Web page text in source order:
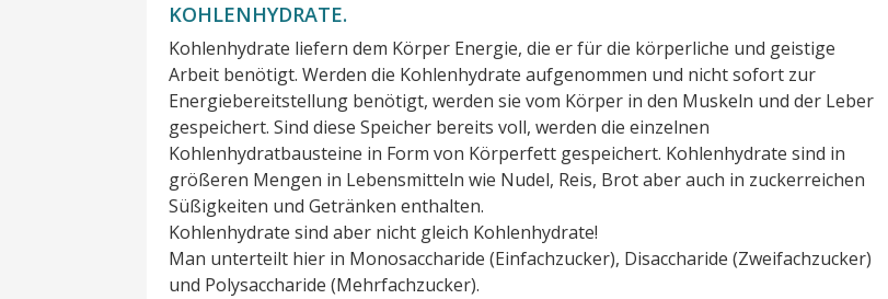
KOHLENHYDRATE.
Kohlenhydrate liefern dem Körper Energie, die er für die körperliche und geistige
Arbeit benötigt. Werden die Kohlenhydrate aufgenommen und nicht sofort zur
Energiebereitstellung benötigt, werden sie vom Körper in den Muskeln und der Leber
gespeichert. Sind diese Speicher bereits voll, werden die einzelnen
Kohlenhydratbausteine in Form von Körperfett gespeichert. Kohlenhydrate sind in
größeren Mengen in Lebensmitteln wie Nudel, Reis, Brot aber auch in zuckerreichen
Süßigkeiten und Getränken enthalten.
Kohlenhydrate sind aber nicht gleich Kohlenhydrate!
Man unterteilt hier in Monosaccharide (Einfachzucker), Disaccharide (Zweifachzucker)
und Polysaccharide (Mehrfachzucker).